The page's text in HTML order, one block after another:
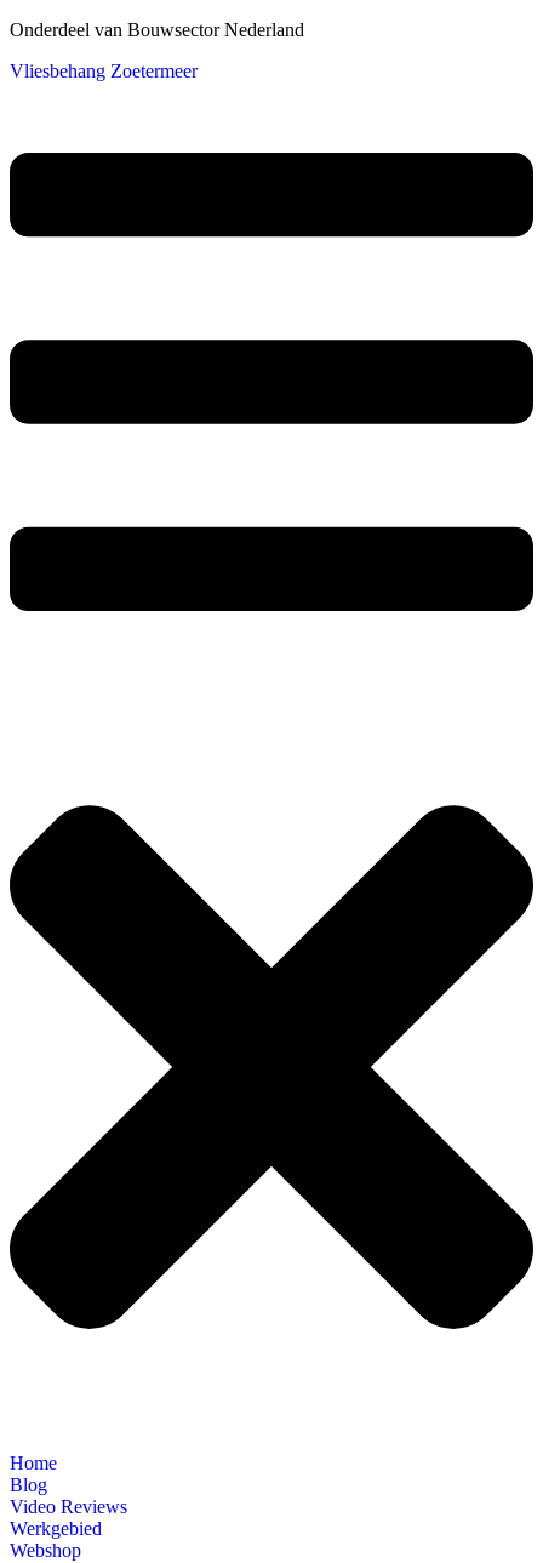
Onderdeel van Bouwsector Nederland
Vliesbehang Zoetermeer
Home
Blog
Video Reviews
Werkgebied
Webshop